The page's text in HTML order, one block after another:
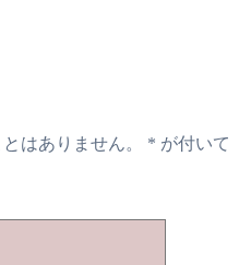
はありません。 * が付いて